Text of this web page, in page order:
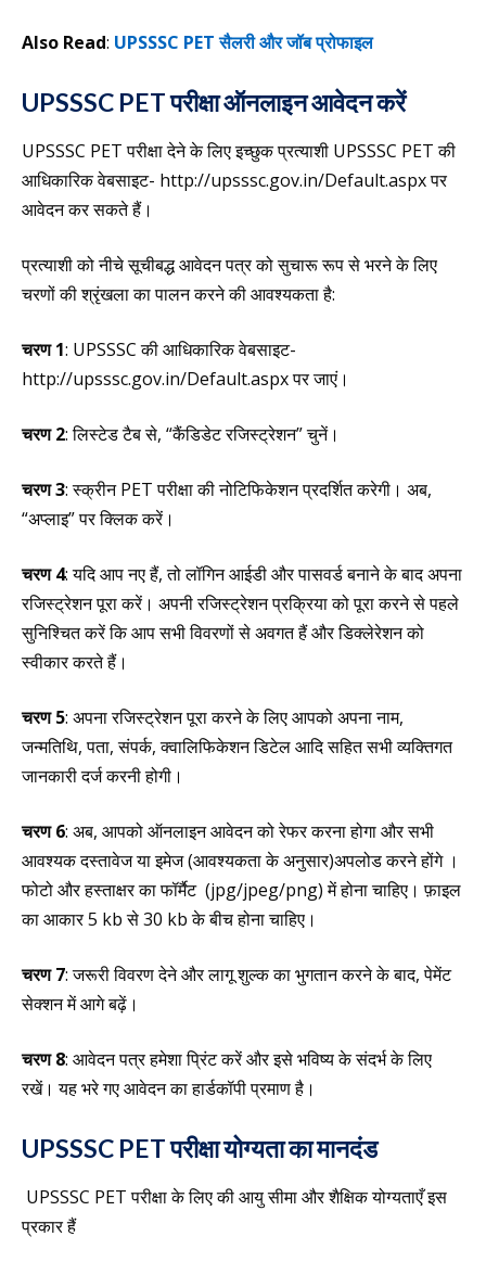
Also Read: UPSSSC PET सैलरी और जॉब प्रोफाइल
UPSSSC PET परीक्षा ऑनलाइन आवेदन करें
UPSSSC PET परीक्षा देने के लिए इच्छुक प्रत्याशी UPSSSC PET की
आधिकारिक वेबसाइट- http://upsssc.gov.in/Default.aspx पर
आवेदन कर सकते हैं।
प्रत्याशी को नीचे सूचीबद्ध आवेदन पत्र को सुचारू रूप से भरने के लिए
चरणों की श्रृंखला का पालन करने की आवश्यकता है:
चरण 1: UPSSSC की आधिकारिक वेबसाइट-
http://upsssc.gov.in/Default.aspx पर जाएं।
चरण 2: लिस्टेड टैब से, “कैंडिडेट रजिस्ट्रेशन” चुनें।
चरण 3: स्क्रीन PET परीक्षा की नोटिफिकेशन प्रदर्शित करेगी। अब,
“अप्लाइ” पर क्लिक करें।
चरण 4: यदि आप नए हैं, तो लॉगिन आईडी और पासवर्ड बनाने के बाद अपना
रजिस्ट्रेशन पूरा करें। अपनी रजिस्ट्रेशन प्रक्रिया को पूरा करने से पहले
सुनिश्चित करें कि आप सभी विवरणों से अवगत हैं और डिक्लेरेशन को
स्वीकार करते हैं।
चरण 5: अपना रजिस्ट्रेशन पूरा करने के लिए आपको अपना नाम,
जन्मतिथि, पता, संपर्क, क्वालिफिकेशन डिटेल आदि सहित सभी व्यक्तिगत
जानकारी दर्ज करनी होगी।
चरण 6: अब, आपको ऑनलाइन आवेदन को रेफर करना होगा और सभी
आवश्यक दस्तावेज या इमेज (आवश्यकता के अनुसार)अपलोड करने होंगे ।
फोटो और हस्ताक्षर का फॉर्मैट (jpg/jpeg/png) में होना चाहिए। फ़ाइल
का आकार 5 kb से 30 kb के बीच होना चाहिए।
चरण 7: जरूरी विवरण देने और लागू शुल्क का भुगतान करने के बाद, पेमेंट
सेक्शन में आगे बढ़ें।
चरण 8: आवेदन पत्र हमेशा प्रिंट करें और इसे भविष्य के संदर्भ के लिए
रखें। यह भरे गए आवेदन का हार्डकॉपी प्रमाण है।
UPSSSC PET परीक्षा योग्यता का मानदंड
UPSSSC PET परीक्षा के लिए की आयु सीमा और शैक्षिक योग्यताएँ इस
प्रकार हैं